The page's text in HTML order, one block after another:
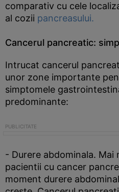
comparativ cu cele
al cozii pancreasului.
Cancerul pancreatic:
Intrucat cancerul
unor zone importante
simptomele
predominante:
- Durere abdominala. Mai
pacientii cu cancer
moment durere